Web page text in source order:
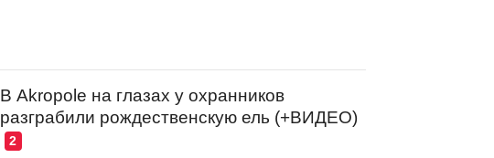
В Akropole на глазах у охранников
разграбили рождественскую ель (+ВИДЕО)
2